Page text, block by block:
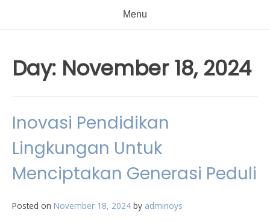
Menu
Day: November 18, 2024
Inovasi Pendidikan
Lingkungan Untuk
Menciptakan Generasi Peduli
Posted on November 18, 2024 by adminoys